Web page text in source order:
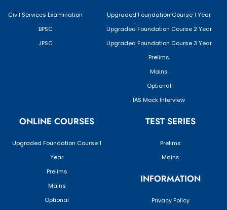
Civil Services Examination
BPSC
JPSC
Upgraded Foundation Course 1 Year
Upgraded Foundation Course 2 Year
Upgraded Foundation Course 3 Year
Prelims
Mains
Optional
IAS Mock Interview
ONLINE COURSES
Upgraded Foundation Course 1
Year
Prelims
Mains
Optional
TEST SERIES
Prelims
Mains
INFORMATION
Privacy Policy